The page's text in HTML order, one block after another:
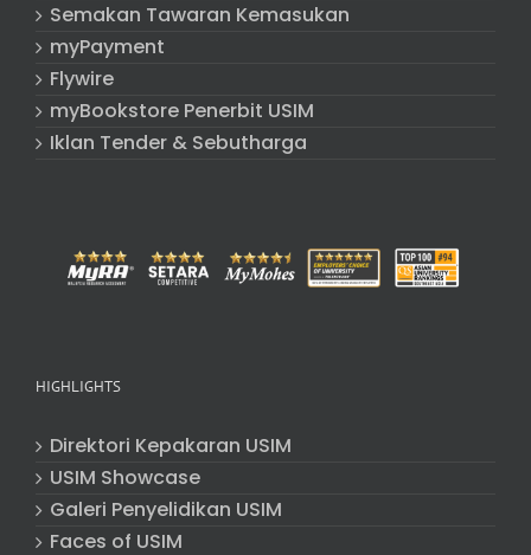
Semakan Tawaran Kemasukan
myPayment
Flywire
myBookstore Penerbit USIM
Iklan Tender & Sebutharga
HIGHLIGHTS
Direktori Kepakaran USIM
USIM Showcase
Galeri Penyelidikan USIM
Faces of USIM